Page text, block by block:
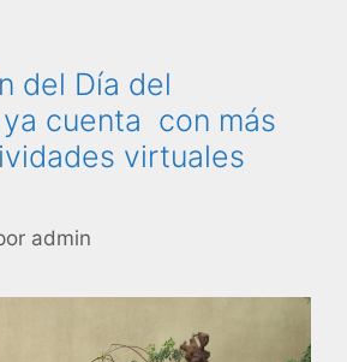
del Día del
cuenta con más
virtuales
admin